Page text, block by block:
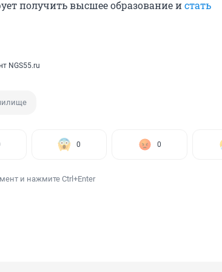
получить высшее образование истать
NGS55.ru
0 0
и нажмите Ctrl+Enter